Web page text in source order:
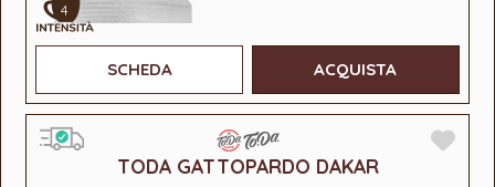
4
SCHEDA ACQUISTA
TODA GATTOPARDO DAKAR